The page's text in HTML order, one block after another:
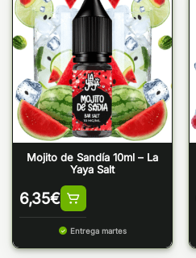
Mojito de Sandía 10ml – La
Yaya Salt
6,35€
Entrega martes